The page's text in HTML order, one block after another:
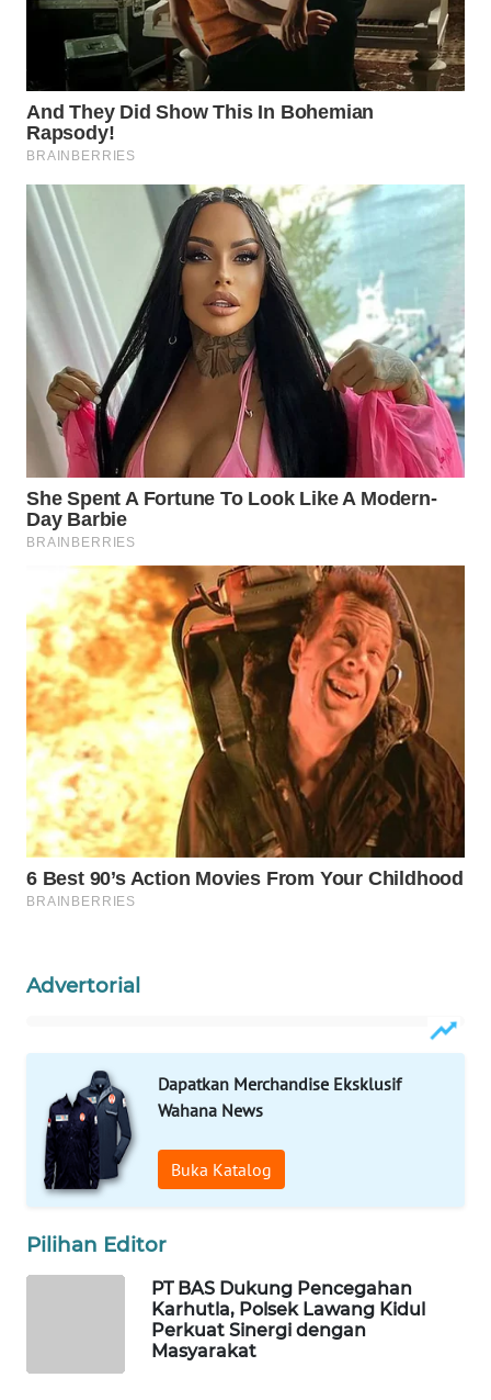
Advertorial
Dapatkan Merchandise Eksklusif
Wahana News
Buka Katalog
Pilihan Editor
PT BAS Dukung Pencegahan
Karhutla, Polsek Lawang Kidul
Perkuat Sinergi dengan
Masyarakat
WAHANA
UMKM
WAHANA
SELEB
WAHANA
PERSONA
WAHANA
OTOMOTIF
WAHANA
HEALTH
WAHANA
DESA
WISATA
LAPAK
WAHANA
Wahana
Network
KONSUMEN
LISTRIK
MASYARAKAT
KELISTRIKAN
WALINKI
ID
ID
NET
PLN
WATCH
MKLI